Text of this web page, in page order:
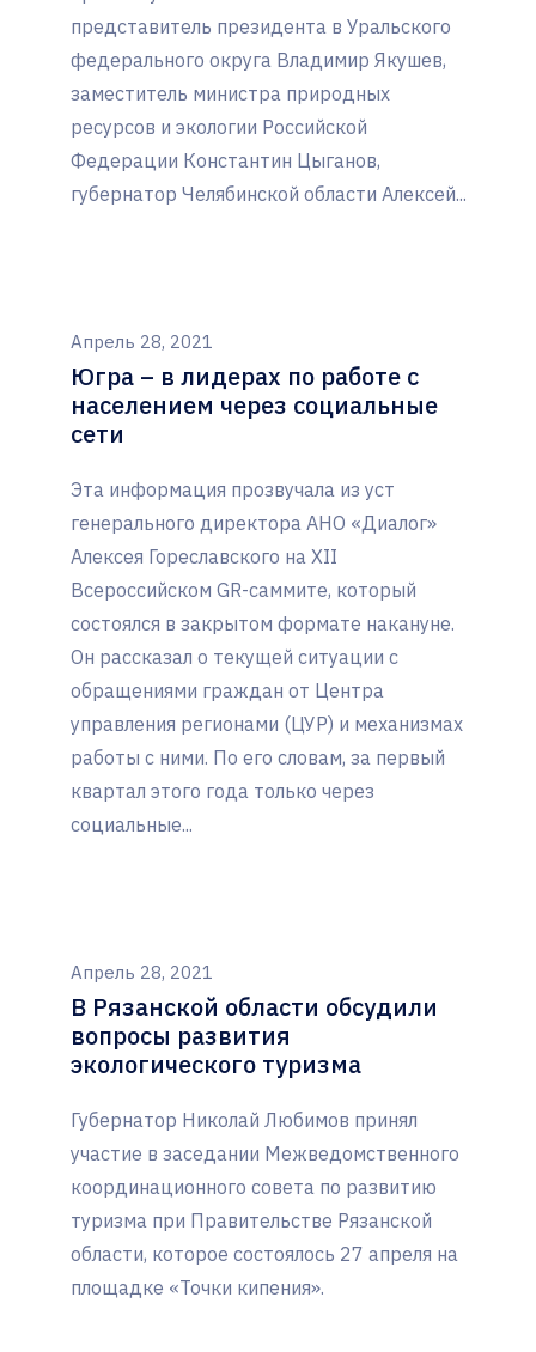
представитель президента в Уральского
федерального округа Владимир Якушев,
заместитель министра природных
ресурсов и экологии Российской
Федерации Константин Цыганов,
губернатор Челябинской области Алексей...
Апрель 28, 2021
Югра – в лидерах по работе с
населением через социальные
сети
Эта информация прозвучала из уст
генерального директора АНО «Диалог»
Алексея Гореславского на XII
Всероссийском GR-саммите, который
состоялся в закрытом формате накануне.
Он рассказал о текущей ситуации с
обращениями граждан от Центра
управления регионами (ЦУР) и механизмах
работы с ними. По его словам, за первый
квартал этого года только через
социальные...
Апрель 28, 2021
В Рязанской области обсудили
вопросы развития
экологического туризма
Губернатор Николай Любимов принял
участие в заседании Межведомственного
координационного совета по развитию
туризма при Правительстве Рязанской
области, которое состоялось 27 апреля на
площадке «Точки кипения».